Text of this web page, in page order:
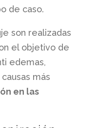
de caso.
son realizadas
el objetivo de
edemas,
más
en las